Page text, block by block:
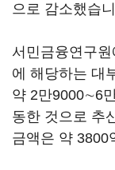
으로 감소했습
서민금융연구
에 해당하는 대
약 2만9000∼6
동한 것으로 추
금액은 약 3800